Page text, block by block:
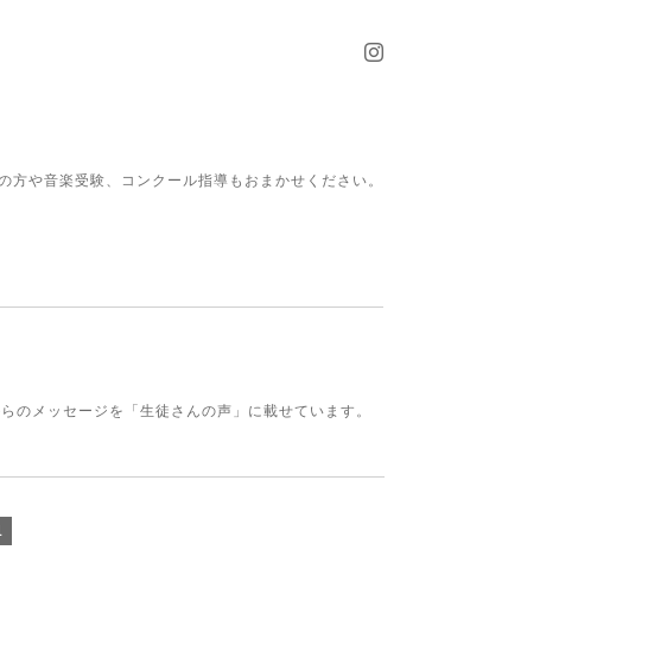
や音楽受験、コンクール指導もおまかせください。
のメッセージを「生徒さんの声」に載せています。